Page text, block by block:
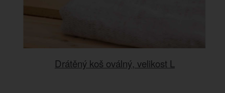
Drátěný koš oválný, velikost L